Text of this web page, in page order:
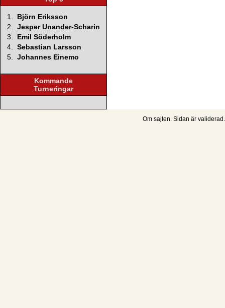
1.
Björn Eriksson
2.
Jesper Unander-Scharin
3.
Emil Söderholm
4.
Sebastian Larsson
5.
Johannes Einemo
Kommande
Turneringar
Om sajten. Sidan är validerad